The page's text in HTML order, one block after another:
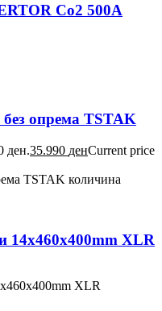
Co2 500A
опрема TSTAK
ден.35.990 денCurrent price
TSTAK количина
14x460x400mm XLR
XLR